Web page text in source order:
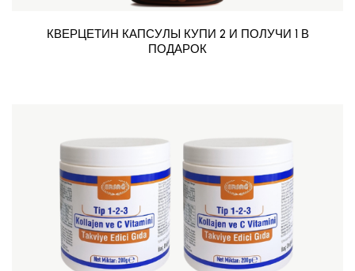
КВЕРЦЕТИН КАПСУЛЫ КУПИ 2 И ПОЛУЧИ 1 В
ПОДАРОК